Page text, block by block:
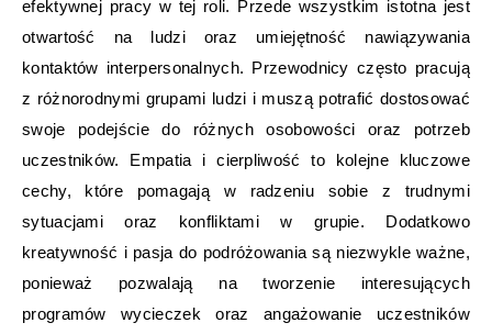
efektywnej pracy w tej roli. Przede wszystkim istotna jest
otwartość na ludzi oraz umiejętność nawiązywania
kontaktów interpersonalnych. Przewodnicy często pracują
z różnorodnymi grupami ludzi i muszą potrafić dostosować
swoje podejście do różnych osobowości oraz potrzeb
uczestników. Empatia i cierpliwość to kolejne kluczowe
cechy, które pomagają w radzeniu sobie z trudnymi
sytuacjami oraz konfliktami w grupie. Dodatkowo
kreatywność i pasja do podróżowania są niezwykle ważne,
ponieważ pozwalają na tworzenie interesujących
programów wycieczek oraz angażowanie uczestników